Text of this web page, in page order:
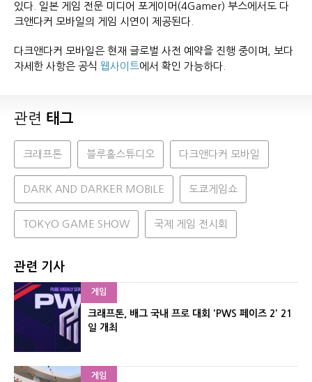
있다. 일본 게임 전문 미디어 포게이머(4Gamer) 부스에서도 다
크앤다커 모바일의 게임 시연이 제공된다.
다크앤다커 모바일은 현재 글로벌 사전 예약을 진행 중이며, 보다
자세한 사항은 공식 웹사이트에서 확인 가능하다.
관련 태그
크래프톤 블루홀스튜디오 다크앤다커 모바일
DARK AND DARKER MOBILE 도쿄게임쇼
TOKYO GAME SHOW 국제 게임 전시회
관련 기사
게임
크래프톤, 배그 국내 프로 대회 'PWS 페이즈 2' 21
일 개최
게임